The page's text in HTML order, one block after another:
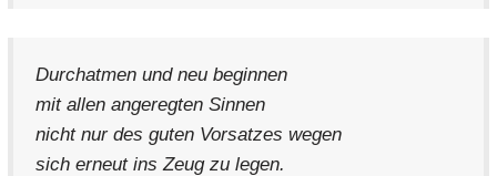
Durchatmen und neu beginnen
mit allen angeregten Sinnen
nicht nur des guten Vorsatzes wegen
sich erneut ins Zeug zu legen.